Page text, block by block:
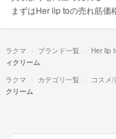
まずはHer lip toの売れ筋価
ラクマ ブランド一覧 Her lip
ィクリーム
ラクマ
カテゴリ一覧 コスメ/
クリーム